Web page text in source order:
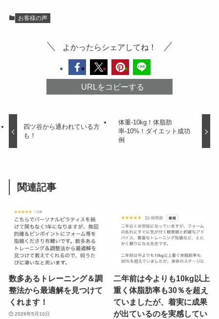
お客様の声
よかったらシェアしてね！
URLをコピーする
四ツ谷から通われている方
も！
体重-10kg！体脂肪
率-10%！ダイエット成功
例
関連記事
数多あるトレーニング＆調
整法から最適解を見つけて
くれます！
2026年5月10日
二年前は今よりも10kg以上
重く体脂肪率も30％を超え
ていましたが、着実に成果
が出ているのを実感してい